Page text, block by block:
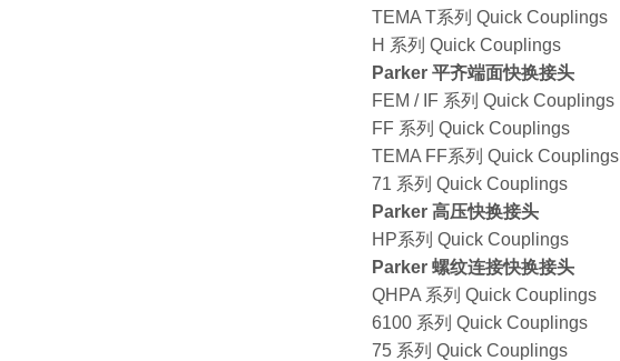
TEMA T系列 Quick Couplings
H 系列 Quick Couplings
Parker 平齐端面快换接头
FEM / IF 系列 Quick Couplings
FF 系列 Quick Couplings
TEMA FF系列 Quick Couplings
71 系列 Quick Couplings
Parker 高压快换接头
HP系列 Quick Couplings
Parker 螺纹连接快换接头
QHPA 系列 Quick Couplings
6100 系列 Quick Couplings
75 系列 Quick Couplings